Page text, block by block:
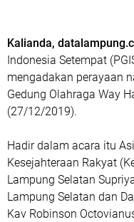
Kalianda,
Indonesia Setempat
mengadakan perayaan
Gedung Olahraga Way
(27/12/2019).
Hadir dalam acara itu
Kesejahteraan Rakyat
Lampung Selatan
Lampung Selatan dan
Kav Robinson